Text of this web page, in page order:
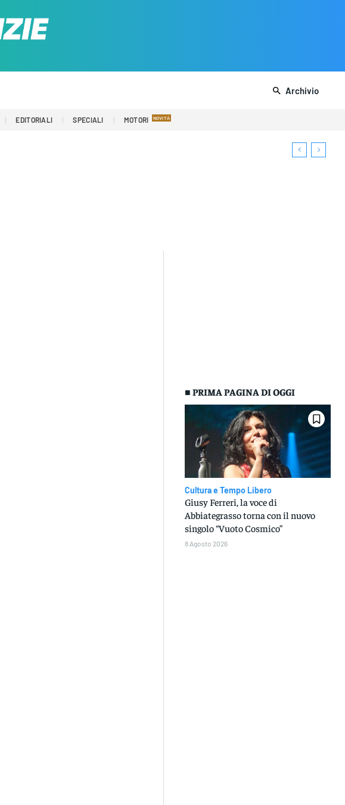
Archivio
EDITORIALI SPECIALI MOTORI
■ PRIMA PAGINA DI OGGI
Cultura e Tempo Libero
Giusy Ferreri, la voce di
Abbiategrasso torna con il nuovo
singolo “Vuoto Cosmico”
8 Agosto 2026